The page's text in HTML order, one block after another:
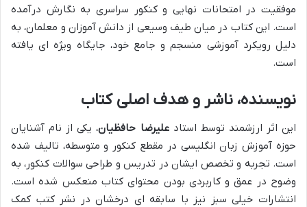
موفقیت در امتحانات نهایی و کنکور سراسری به نگارش درآمده
است. این کتاب در میان طیف وسیعی از دانش آموزان و معلمان، به
دلیل رویکرد آموزشی منسجم و جامع خود، جایگاه ویژه ای یافته
است.
نویسنده، ناشر و هدف اصلی کتاب
این اثر ارزشمند توسط استادعلیرضا حافظیان، یکی از نام آشنایان
حوزه آموزش زبان انگلیسی در مقطع کنکور و متوسطه، تالیف شده
است. تجربه و تخصص ایشان در تدریس و طراحی سوالات کنکور، به
وضوح در عمق و کاربردی بودن محتوای کتاب منعکس شده است.
انتشارات خیلی سبز نیز با سابقه ای درخشان در نشر کتب کمک